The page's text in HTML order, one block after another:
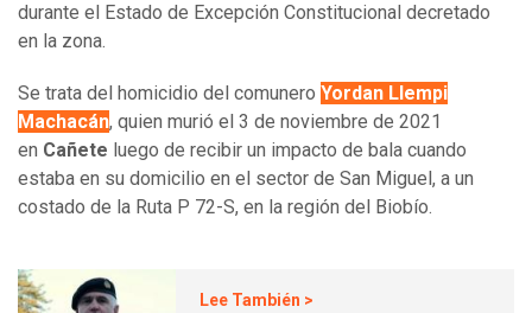
durante el Estado de Excepción Constitucional decretado
en la zona.
Se trata del homicidio del comunero Yordan Llempi
Machacán, quien murió el 3 de noviembre de 2021
en Cañete luego de recibir un impacto de bala cuando
estaba en su domicilio en el sector de San Miguel, a un
costado de la Ruta P 72-S, en la región del Biobío.
Lee También >